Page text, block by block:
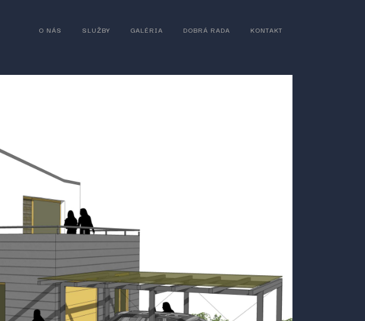
O NÁS SLUŽBY GALÉRIA DOBRÁ RADA KONTAKT